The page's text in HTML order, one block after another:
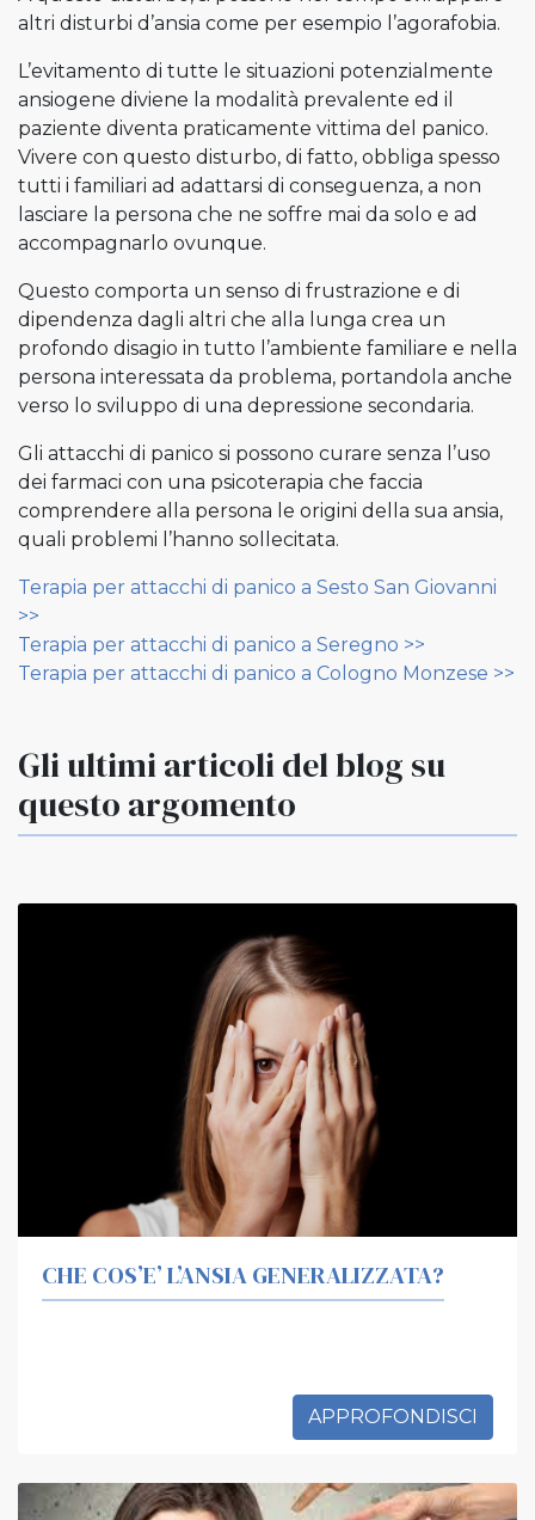
altri disturbi d’ansia come per esempio l’agorafobia.
L’evitamento di tutte le situazioni potenzialmente
ansiogene diviene la modalità prevalente ed il
paziente diventa praticamente vittima del panico.
Vivere con questo disturbo, di fatto, obbliga spesso
tutti i familiari ad adattarsi di conseguenza, a non
lasciare la persona che ne soffre mai da solo e ad
accompagnarlo ovunque.
Questo comporta un senso di frustrazione e di
dipendenza dagli altri che alla lunga crea un
profondo disagio in tutto l’ambiente familiare e nella
persona interessata da problema, portandola anche
verso lo sviluppo di una depressione secondaria.
Gli attacchi di panico si possono curare senza l’uso
dei farmaci con una psicoterapia che faccia
comprendere alla persona le origini della sua ansia,
quali problemi l’hanno sollecitata.
Terapia per attacchi di panico a Sesto San Giovanni
>>
Terapia per attacchi di panico a Seregno >>
Terapia per attacchi di panico a Cologno Monzese >>
Gli ultimi articoli del blog su
questo argomento
CHE COS’E’ L’ANSIA GENERALIZZATA?
APPROFONDISCI